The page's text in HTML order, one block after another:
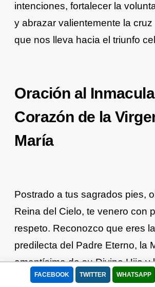
FACEBOOK TWITTER WHATSAPP
intenciones, fortalecer la
y abrazar valientemente la
que nos lleva hacia el triunfo
Oración al
Corazón de la
María
Postrado a tus sagrados pies,
Reina del Cielo, te venero con
respeto. Reconozco que eres
predilecta del Padre Eterno, la
amantísima de su Divino Hijo y
perpetua del Espíritu Santo.